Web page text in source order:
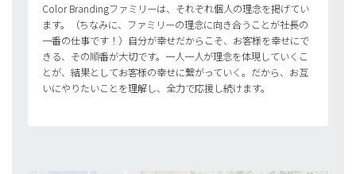
Color Brandingファミリーは、それぞれ個人の理念を掲げてい
ます。（ちなみに、ファミリーの理念に向き合うことが社長の
一番の仕事です！）自分が幸せだからこそ、お客様を幸せにで
きる、その順番が大切です。一人一人が理念を体現していくこ
とが、結果としてお客様の幸せに繋がっていく。だから、お互
いにやりたいことを理解し、全力で応援し続けます。